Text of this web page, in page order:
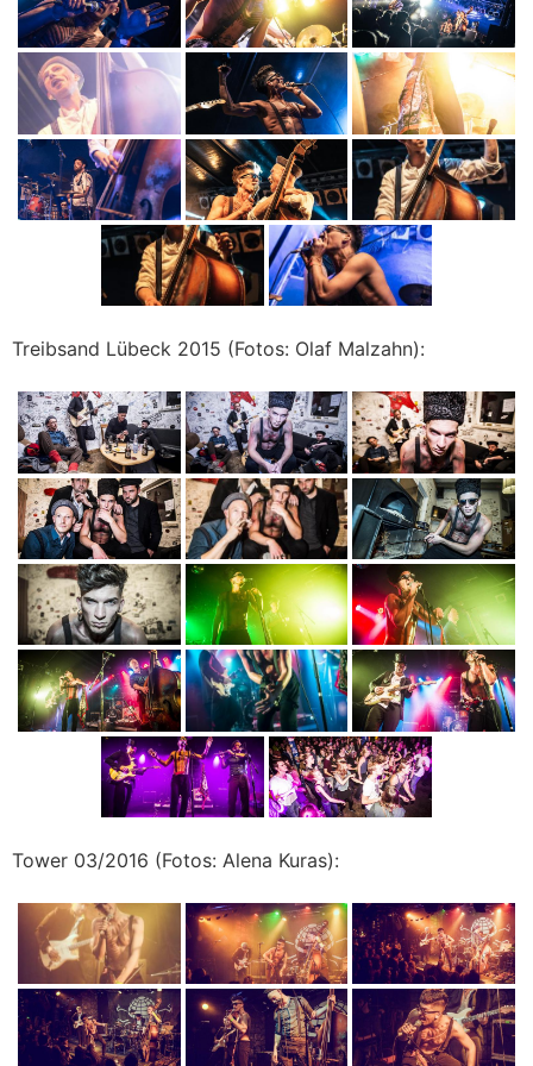
Treibsand Lübeck 2015 (Fotos: Olaf Malzahn):
Tower 03/2016 (Fotos: Alena Kuras):